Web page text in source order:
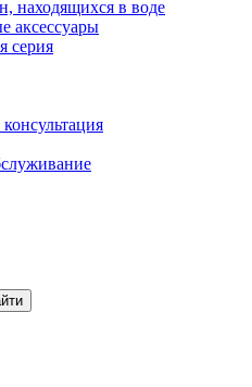
находящихся в воде
аксессуары
серия